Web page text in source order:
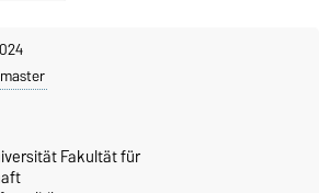
Fakultät für